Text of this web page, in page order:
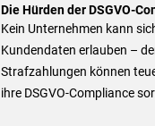
Die Hürden der DSGVO-
Kein Unternehmen kann
Kundendaten erlauben –
Strafzahlungen können
ihre DSGVO-Compliance